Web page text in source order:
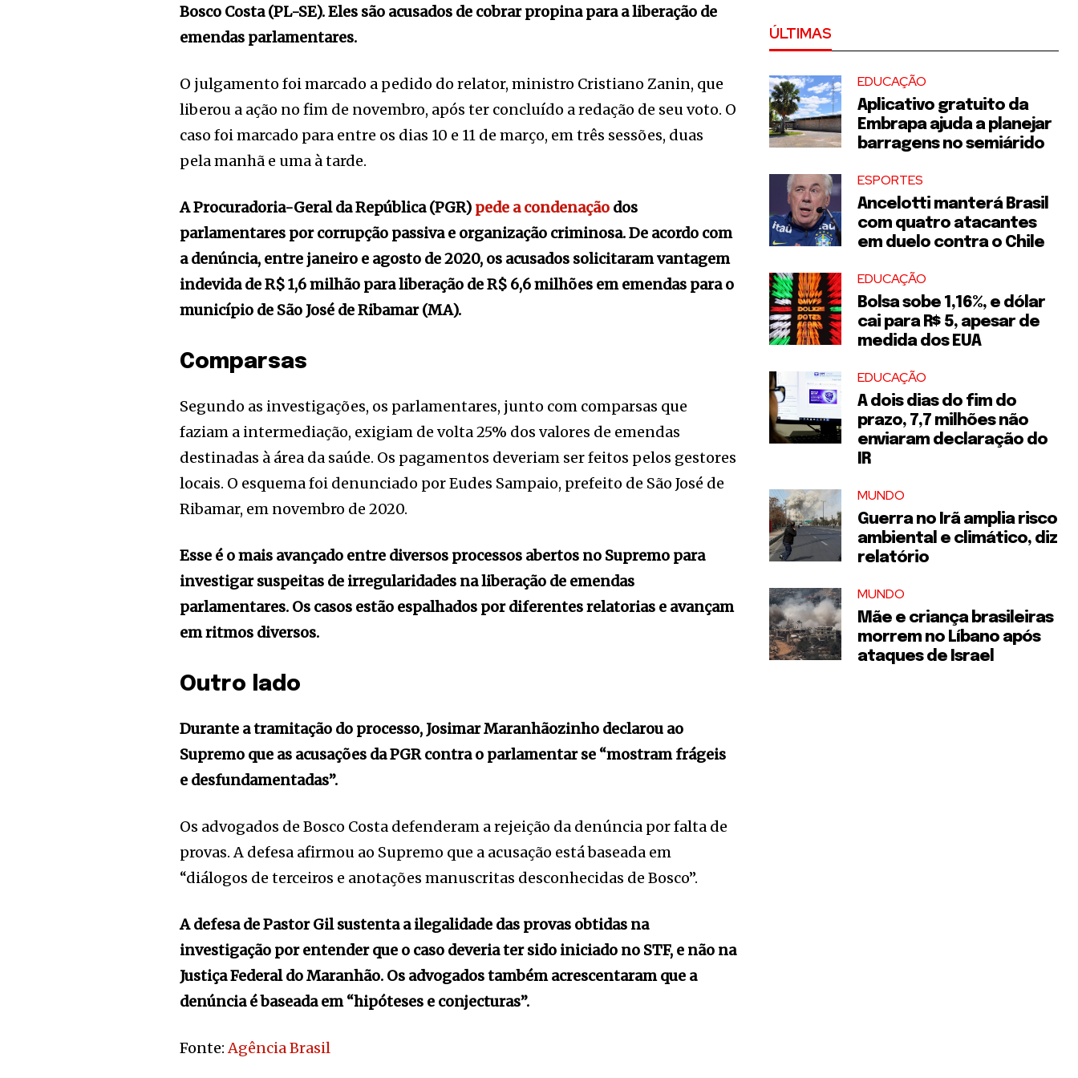
Bosco Costa (PL-SE). Eles são acusados de cobrar propina para a liberação de
emendas parlamentares.
O julgamento foi marcado a pedido do relator, ministro Cristiano Zanin, que
liberou a ação no fim de novembro, após ter concluído a redação de seu voto. O
caso foi marcado para entre os dias 10 e 11 de março, em três sessões, duas
pela manhã e uma à tarde.
A Procuradoria-Geral da República (PGR) pede a condenação dos
parlamentares por corrupção passiva e organização criminosa. De acordo com
a denúncia, entre janeiro e agosto de 2020, os acusados solicitaram vantagem
indevida de R$ 1,6 milhão para liberação de R$ 6,6 milhões em emendas para o
município de São José de Ribamar (MA).
Comparsas
Segundo as investigações, os parlamentares, junto com comparsas que
faziam a intermediação, exigiam de volta 25% dos valores de emendas
destinadas à área da saúde. Os pagamentos deveriam ser feitos pelos gestores
locais. O esquema foi denunciado por Eudes Sampaio, prefeito de São José de
Ribamar, em novembro de 2020.
Esse é o mais avançado entre diversos processos abertos no Supremo para
investigar suspeitas de irregularidades na liberação de emendas
parlamentares. Os casos estão espalhados por diferentes relatorias e avançam
em ritmos diversos.
Outro lado
Durante a tramitação do processo, Josimar Maranhãozinho declarou ao
Supremo que as acusações da PGR contra o parlamentar se “mostram frágeis
e desfundamentadas”.
Os advogados de Bosco Costa defenderam a rejeição da denúncia por falta de
provas. A defesa afirmou ao Supremo que a acusação está baseada em
“diálogos de terceiros e anotações manuscritas desconhecidas de Bosco”.
A defesa de Pastor Gil sustenta a ilegalidade das provas obtidas na
investigação por entender que o caso deveria ter sido iniciado no STF, e não na
Justiça Federal do Maranhão. Os advogados também acrescentaram que a
denúncia é baseada em “hipóteses e conjecturas”.
Fonte:Agência Brasil
ÚLTIMAS
EDUCAÇÃO
Aplicativo gratuito da
Embrapa ajuda a planejar
barragens no semiárido
ESPORTES
Ancelotti manterá Brasil
com quatro atacantes
em duelo contra o Chile
EDUCAÇÃO
Bolsa sobe 1,16%, e dólar
cai para R$ 5, apesar de
medida dos EUA
EDUCAÇÃO
A dois dias do fim do
prazo, 7,7 milhões não
enviaram declaração do
IR
MUNDO
Guerra no Irã amplia risco
ambiental e climático, diz
relatório
MUNDO
Mãe e criança brasileiras
morrem no Líbano após
ataques de Israel